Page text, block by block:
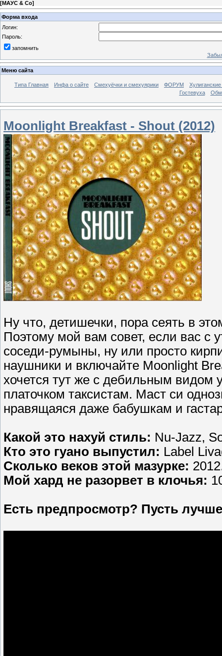
[МАУС & Со]
Форма входа
Логин:
Пароль:
запомнить
Меню сайта
Типа Главная Инфа о сайте Смехуёчки и смехуярики ФОРУМ
Гостевуха
Moonlight Breakfast - Shout (2012)
Ну что, детишечки, пора сеять в
Поэтому мой вам совет, если вас с
соседи-румыны, ну или просто
наушники и включайте Moonlight
хочется тут же с дебильным видом
платочком таксистам. Маст си
нравящаяся даже бабушкам и
Какой это нахуй стиль: Nu-Jazz,
Кто это гуано выпустил: Label
Сколько веков этой мазурке:
Мой хард не разорвет в клочья:
Есть предпросмотр? Пусть